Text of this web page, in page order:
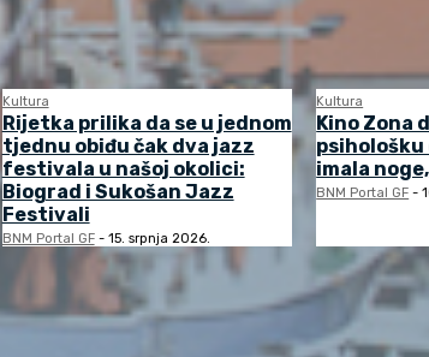
Kultura
Rijetka prilika da se u jednom
tjednu obiđu čak dva jazz
festivala u našoj okolici:
Biograd i Sukošan Jazz
Festivali
BNM Portal GF - 15. srpnja 2026.
Kultura
Kino Zona
psihološku
imala
BNM Portal GF -